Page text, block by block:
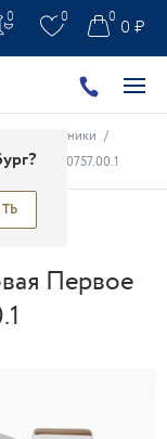
0 0 0 ₽
0
Чайники /
арт. 80.80757.00.1
Первое